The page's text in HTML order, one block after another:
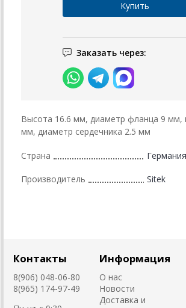
Заказать через:
Высота 16.6 мм, диаметр фланца 9 мм,
мм, диаметр сердечника 2.5 мм
Страна Германия
Производитель Sitek
Контакты
8(906) 048-06-80
8(965) 174-97-49
Информация
О нас
Новости
Доставка и